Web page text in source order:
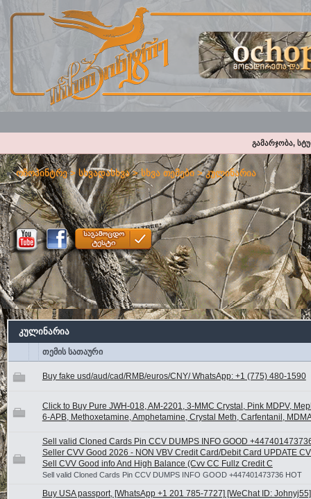
გამარჯობა,
ოჩოპინტრე>სხვადასხვა>სხვა თემები>კულინარია
კულინარია
თემის სათაური
Buy fake usd/aud/cad/RMB/euros/CNY/ WhatsApp: +1 (775) 480-1590
Click to Buy Pure JWH-018, AM-2201, 3-MMC Crystal, Pink MDPV,
6-APB, Methoxetamine, Amphetamine, Crystal Meth, Carfentanil,
Sell valid Cloned Cards Pin CCV DUMPS INFO GOOD
Seller CVV Good 2026 - NON VBV Credit Card/Debit Card UPDATE
Sell CVV Good info And High Balance (Cvv CC Fullz Credit C
Sell valid Cloned Cards Pin CCV DUMPS INFO GOOD +447401473736 HOT
Buy USA passport, [WhatsApp +1 201 785-7727] [WeChat ID: